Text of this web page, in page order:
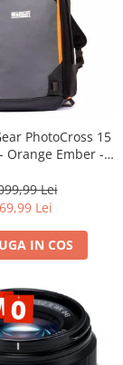
PhotoCross 15
Orange Ember -
Lei
Lei
IN COS